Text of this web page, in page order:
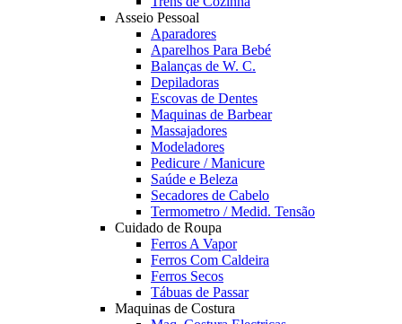
Asseio Pessoal
Aparadores
Aparelhos Para Bebé
Balanças de W. C.
Depiladoras
Escovas de Dentes
Maquinas de Barbear
Massajadores
Modeladores
Pedicure / Manicure
Saúde e Beleza
Secadores de Cabelo
Termometro / Medid. Tensão
Cuidado de Roupa
Ferros A Vapor
Ferros Com Caldeira
Ferros Secos
Tábuas de Passar
Maquinas de Costura